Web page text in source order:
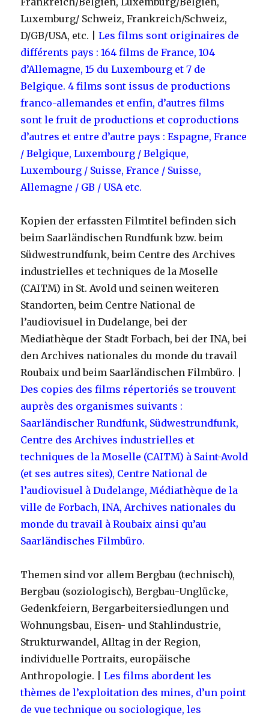
Luxemburg/ Schweiz, Frankreich/Schweiz,
D/GB/USA, etc. |Les films sont originaires de
différents pays : 164 films de France, 104
d’Allemagne, 15 du Luxembourg et 7 de
Belgique. 4 films sont issus de productions
franco-allemandes et enfin, d’autres films
sont le fruit de productions et coproductions
d’autres et entre d’autre pays : Espagne, France
/ Belgique, Luxembourg / Belgique,
Luxembourg / Suisse, France / Suisse,
Allemagne / GB / USA etc.
Kopien der erfassten Filmtitel befinden sich
beim Saarländischen Rundfunk bzw. beim
Südwestrundfunk, beim Centre des Archives
industrielles et techniques de la Moselle
(CAITM) in St. Avold und seinen weiteren
Standorten, beim Centre National de
l’audiovisuel in Dudelange, bei der
Mediathèque der Stadt Forbach, bei der INA, bei
den Archives nationales du monde du travail
Roubaix und beim Saarländischen Filmbüro. |
Des copies des films répertoriés se trouvent
auprès des organismes suivants :
Saarländischer Rundfunk, Südwestrundfunk,
Centre des Archives industrielles et
techniques de la Moselle (CAITM) à Saint-Avold
(et ses autres sites), Centre National de
l’audiovisuel à Dudelange, Médiathèque de la
ville de Forbach, INA, Archives nationales du
monde du travail à Roubaix ainsi qu’au
Saarländisches Filmbüro.
Themen sind vor allem Bergbau (technisch),
Bergbau (soziologisch), Bergbau-Unglücke,
Gedenkfeiern, Bergarbeitersiedlungen und
Wohnungsbau, Eisen- und Stahlindustrie,
Strukturwandel, Alltag in der Region,
individuelle Portraits, europäische
Anthropologie. |Les films abordent les
thèmes de l’exploitation des mines, d’un point
de vue technique ou sociologique, les